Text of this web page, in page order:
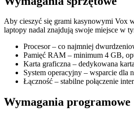
Aby cieszyć się grami kasynowymi Vox
laptopy nadal znajdują swoje miejsce w
Procesor – co najmniej
Pamięć RAM – minimum 4 GB,
Karta graficzna – dedykowana
System operacyjny – wsparcie
Łączność – stabilne połączenie
Wymagania programowe